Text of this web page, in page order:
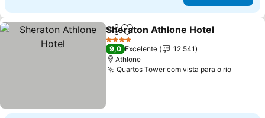
PartilharAdicionar aos favoritos
Sheraton Athlone Hotel
4 Estrelas
9,0 Excelente
12.541
Athlone
Quartos Tower com vista para o rio